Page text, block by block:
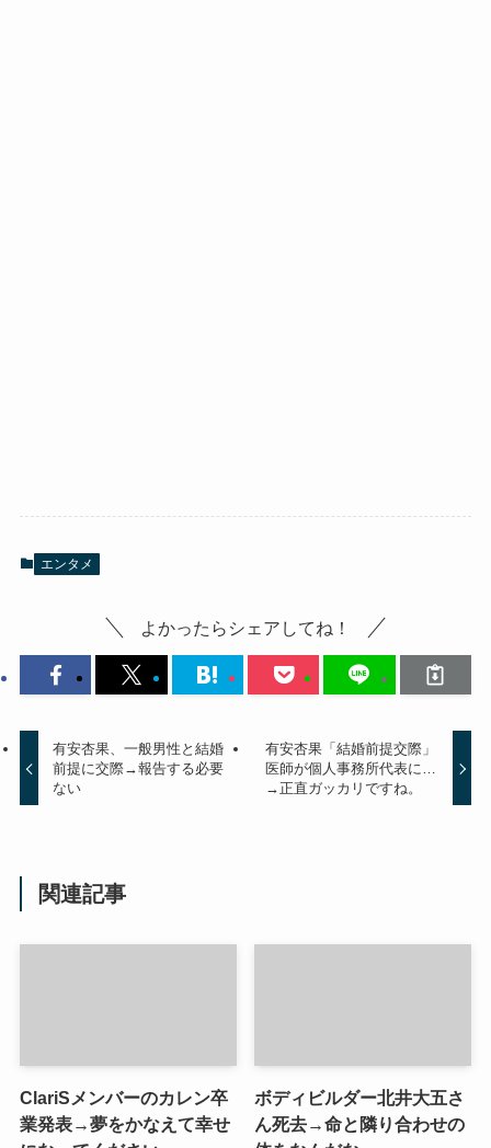
エンタメ
よかったらシェアしてね！
有安杏果、一般男性と結婚
前提に交際→報告する必要
ない
有安杏果「結婚前提交際」
医師が個人事務所代表に…
→正直ガッカリですね。
関連記事
ClariSメンバーのカレン卒
業発表→夢をかなえて幸せ
ボディビルダー北井大五さ
ん死去→命と隣り合わせの